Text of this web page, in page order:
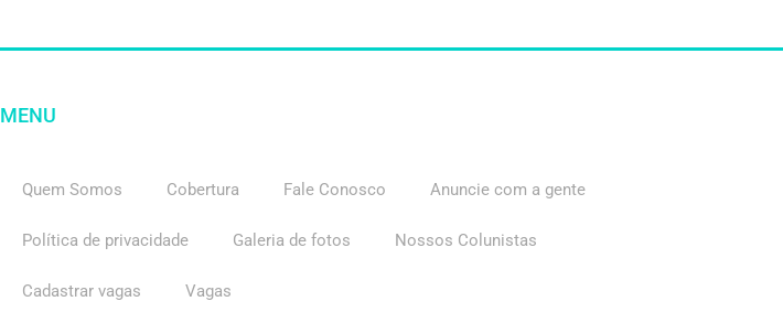
MENU
Quem Somos Cobertura Fale Conosco Anuncie com a gente
Política de privacidade Galeria de fotos Nossos Colunistas
Cadastrar vagas Vagas